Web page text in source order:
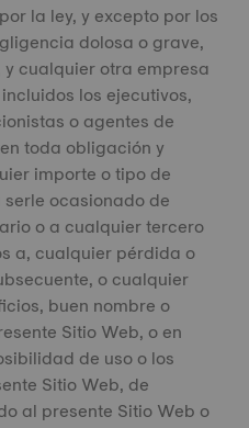
la ley, y excepto por los
dolosa o grave,
cualquier otra empresa
los ejecutivos,
o agentes de
toda obligación y
importe o tipo de
ocasionado de
o a cualquier tercero
a, cualquier pérdida o
o cualquier
buen nombre o
Sitio Web, o en
de uso o los
Sitio Web, de
al presente Sitio Web o